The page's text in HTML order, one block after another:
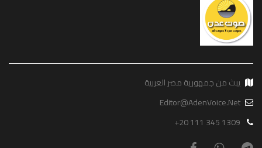
يبث من جمهورية مصر العربية
Editor@AdenVoice.Net
+20 111 345 1309